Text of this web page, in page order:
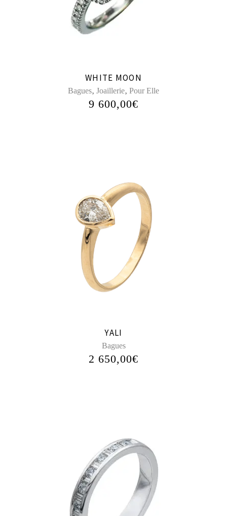
WHITE MOON
Bagues, Joaillerie, Pour Elle
9 600,00€
YALI
Bagues
2 650,00€